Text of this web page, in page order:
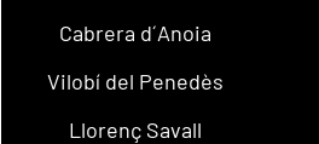
Cabrera d´Anoia
Vilobí del Penedès
Llorenç Savall